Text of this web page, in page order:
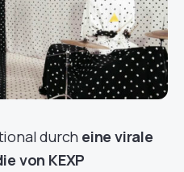
durch eine virale
von KEXP